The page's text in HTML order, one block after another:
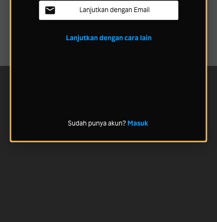
Lanjutkan dengan Email
Lanjutkan dengan cara lain
Sudah punya akun? Masuk